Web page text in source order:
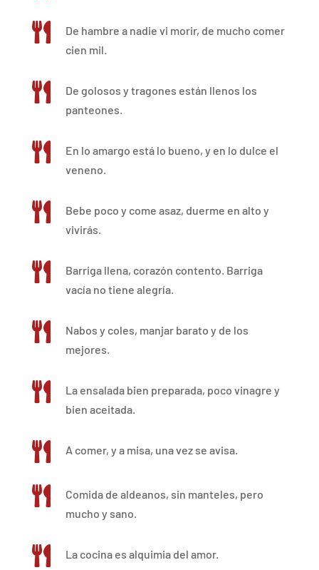

De hambre a nadie vi morir, de mucho comer
cien mil.

De golosos y tragones están llenos los
panteones.

En lo amargo está lo bueno, y en lo dulce el
veneno.

Bebe poco y come asaz, duerme en alto y
vivirás.

Barriga llena, corazón contento. Barriga
vacía no tiene alegría.

Nabos y coles, manjar barato y de los
mejores.

La ensalada bien preparada, poco vinagre y
bien aceitada.
 A comer, y a misa, una vez se avisa.

Comida de aldeanos, sin manteles, pero
mucho y sano.
 La cocina es alquimia del amor.